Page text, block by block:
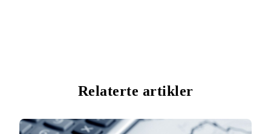
Relaterte artikler